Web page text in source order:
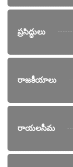
ప్రసిద్ధులు
రాజకీయాలు
రాయలసీమ